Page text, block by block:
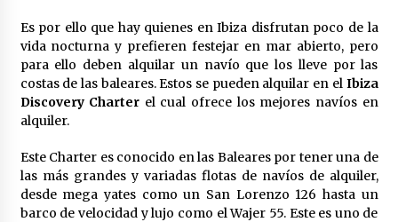
Preacuerdo EE.UU.-Irán: Desafío
Diplomático en Juego
2 meses atrás
Impactante preacuerdo EE.UU.-Irán:
Trump decide el futuro
2 meses atrás
Es por ello que hay quienes en Ibiza disfrutan poco de la
vida nocturna y prefieren festejar en mar abierto, pero
para ello deben alquilar un navío que los lleve por las
costas de las baleares. Estos se pueden alquilar en el Ibiza
Discovery Charter el cual ofrece los mejores navíos en
alquiler.
Este Charter es conocido en las Baleares por tener una de
las más grandes y variadas flotas de navíos de alquiler,
desde mega yates como un San Lorenzo 126 hasta un
barco de velocidad y lujo como el Wajer 55. Este es uno de